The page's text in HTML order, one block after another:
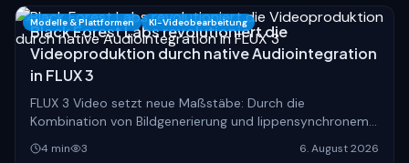
Modelle & Plattformen KI-Videobearbeitung
Black Forest Labs revolutioniert die
Videoproduktion durch native Audiointegration
in FLUX 3
FLUX 3 Video setzt neue Maßstäbe: Durch die
Kombination von Bildgenerierung und lippensynchronem
Audio wird die Erstellung realistischer KI-Inhalte
grundlegend vereinfacht.
4 min 3 6. August 2026